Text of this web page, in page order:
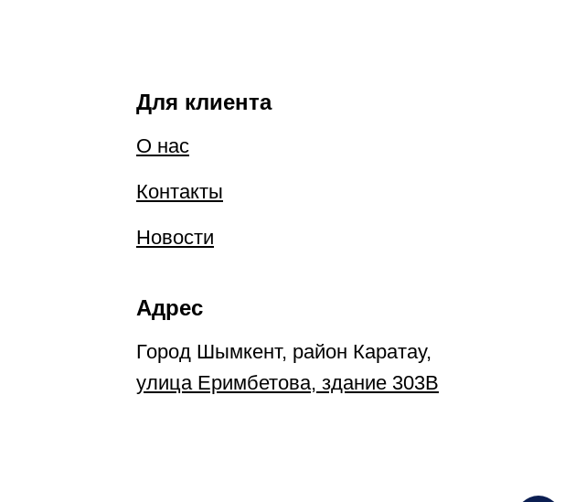
Для клиента
О нас
Контакты
Новости
Адрес
Город Шымкент, район Каратау,
улица Еримбетова, здание 303В